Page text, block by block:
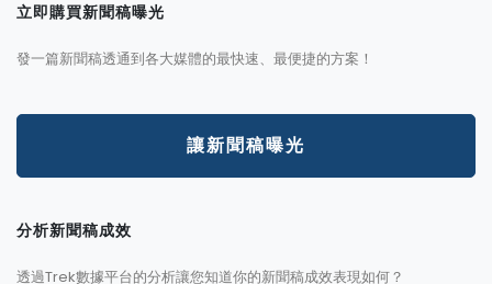
立即購買新聞稿曝光
發一篇新聞稿透通到各大媒體的最快速、最便捷的方案！
讓新聞稿曝光
分析新聞稿成效
透過Trek數據平台的分析讓您知道你的新聞稿成效表現如何？